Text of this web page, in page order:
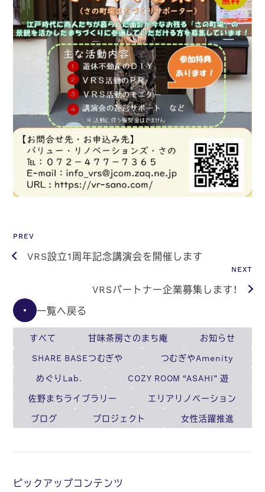
PREV
VRS設立1周年記念講演会を開催します
NEXT
VRSパートナー企業募集します！
一覧へ戻る
すべて 甘味茶房さのまち庵
お知らせ
SHARE BASEつむぎや
つむぎやAmenity
めぐりLab.
COZY ROOM “ASAHI” 遊
佐野まちライブラリー
エリアリノベーション
ブログ
プロジェクト 女性活躍推進
ピックアップコンテンツ